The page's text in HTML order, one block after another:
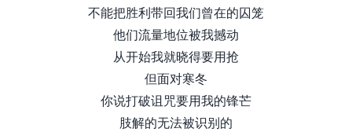
不能把胜利带回我们曾在的囚笼
他们流量地位被我撼动
从开始我就晓得要用抢
但面对寒冬
你说打破诅咒要用我的锋芒
肢解的无法被识别的